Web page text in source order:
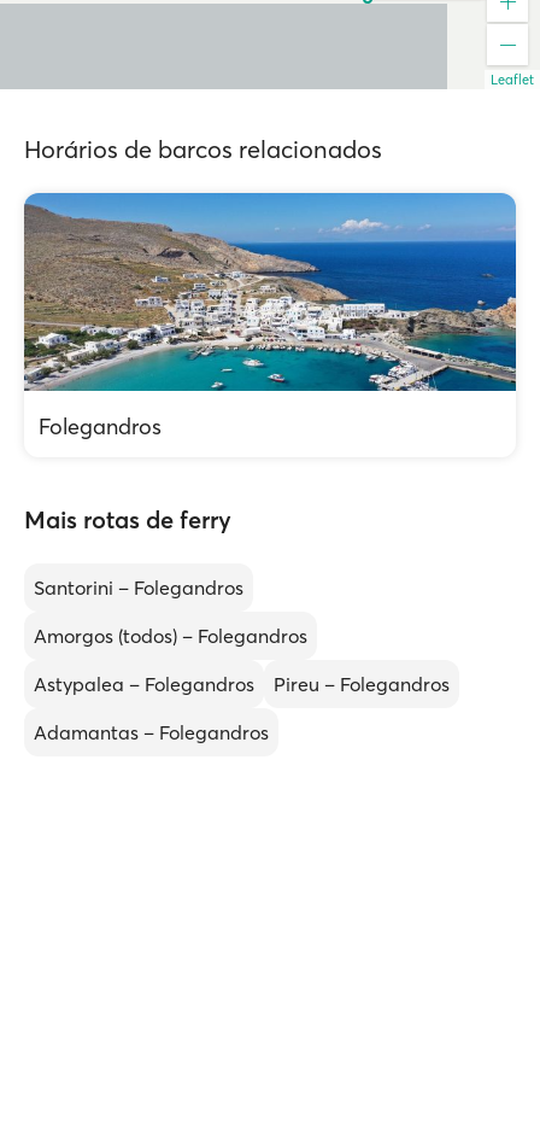
Leaflet
Horários de barcos relacionados
Folegandros
Mais rotas de ferry
Santorini – Folegandros
Amorgos (todos) – Folegandros
Astypalea – Folegandros
Pireu – Folegandros
Adamantas – Folegandros